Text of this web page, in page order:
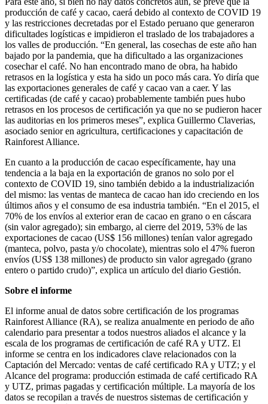
producción de café y cacao, caerá debido al contexto de COVID 19
y las restricciones decretadas por el Estado peruano que generaron
dificultades logísticas e impidieron el traslado de los trabajadores a
los valles de producción. “En general, las cosechas de este año han
bajado por la pandemia, que ha dificultado a las organizaciones
cosechar el café. No han encontrado mano de obra, ha habido
retrasos en la logística y esta ha sido un poco más cara. Yo diría que
las exportaciones generales de café y cacao van a caer. Y las
certificadas (de café y cacao) probablemente también pues hubo
retrasos en los procesos de certificación ya que no se pudieron hacer
las auditorias en los primeros meses”, explica Guillermo Claverias,
asociado senior en agricultura, certificaciones y capacitación de
Rainforest Alliance.
En cuanto a la producción de cacao específicamente, hay una
tendencia a la baja en la exportación de granos no solo por el
contexto de COVID 19, sino también debido a la industrialización
del mismo: las ventas de manteca de cacao han ido creciendo en los
últimos años y el consumo de esa industria también. “En el 2015, el
70% de los envíos al exterior eran de cacao en grano o en cáscara
(sin valor agregado); sin embargo, al cierre del 2019, 53% de las
exportaciones de cacao (US$ 156 millones) tenían valor agregado
(manteca, polvo, pasta y/o chocolate), mientras solo el 47% fueron
envíos (US$ 138 millones) de producto sin valor agregado (grano
entero o partido crudo)”, explica un artículo del diario Gestión.
Sobre el informe
El informe anual de datos sobre certificación de los programas
Rainforest Alliance (RA), se realiza anualmente en periodo de año
calendario para presentar a todos nuestros aliados el alcance y la
escala de los programas de certificación de café RA y UTZ. El
informe se centra en los indicadores clave relacionados con la
Captación del Mercado: ventas de café certificado RA y UTZ; y el
Alcance del programa: producción estimada de café certificado RA
y UTZ, primas pagadas y certificación múltiple. La mayoría de los
datos se recopilan a través de nuestros sistemas de certificación y